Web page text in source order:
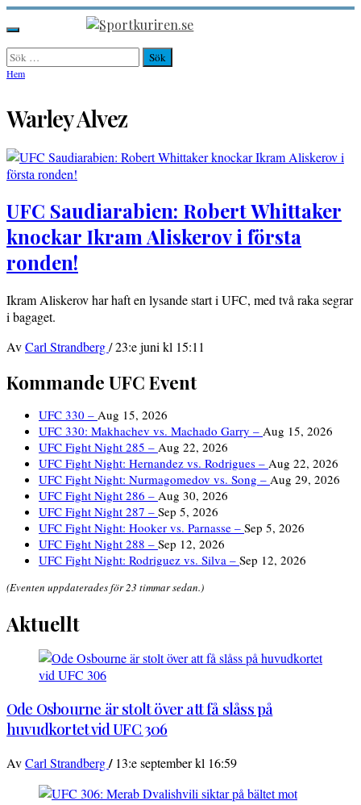
Hoppa
till
innehåll
Sportkuriren.se
Primär
meny
Sök
efter:
Hem
Warley Alvez
UFC Saudiarabien: Robert Whittaker
knockar Ikram Aliskerov i första
ronden!
Ikram Aliskerov har haft en lysande start i UFC, med två raka segrar
i bagaget.
AvCarl Strandberg/23:e juni kl 15:11
Kommande UFC Event
UFC 330 – Aug 15, 2026
UFC 330: Makhachev vs. Machado Garry – Aug 15, 2026
UFC Fight Night 285 – Aug 22, 2026
UFC Fight Night: Hernandez vs. Rodrigues – Aug 22, 2026
UFC Fight Night: Nurmagomedov vs. Song – Aug 29, 2026
UFC Fight Night 286 – Aug 30, 2026
UFC Fight Night 287 – Sep 5, 2026
UFC Fight Night: Hooker vs. Parnasse – Sep 5, 2026
UFC Fight Night 288 – Sep 12, 2026
UFC Fight Night: Rodriguez vs. Silva – Sep 12, 2026
(Eventen uppdaterades för 23 timmar sedan.)
Aktuellt
Ode Osbourne är stolt över att få slåss på
huvudkortet vid UFC 306
AvCarl Strandberg/ 13:e september kl 16:59